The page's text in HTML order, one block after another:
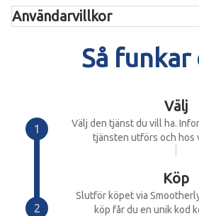
Ingår en kontroll av bromsar, däck,
och fler punkter
Utförs av proffs - Erfarna tekniker
Användarvillkor
Så funkar
Välj
Välj den tjänst du vill ha.
tjänsten utförs och hos
Köp
Slutför köpet via
köp får du en unik kod